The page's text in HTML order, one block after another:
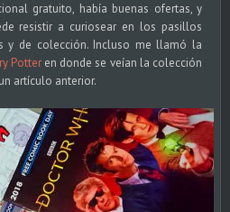
gratuito, había buenas ofertas, y
resistir a curiosear en los pasillos
y de colección. Incluso me llamó la
Potteren donde se veían la colección
artículo anterior.